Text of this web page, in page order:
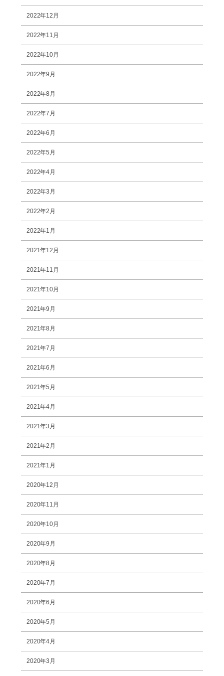
2022年12月
2022年11月
2022年10月
2022年9月
2022年8月
2022年7月
2022年6月
2022年5月
2022年4月
2022年3月
2022年2月
2022年1月
2021年12月
2021年11月
2021年10月
2021年9月
2021年8月
2021年7月
2021年6月
2021年5月
2021年4月
2021年3月
2021年2月
2021年1月
2020年12月
2020年11月
2020年10月
2020年9月
2020年8月
2020年7月
2020年6月
2020年5月
2020年4月
2020年3月